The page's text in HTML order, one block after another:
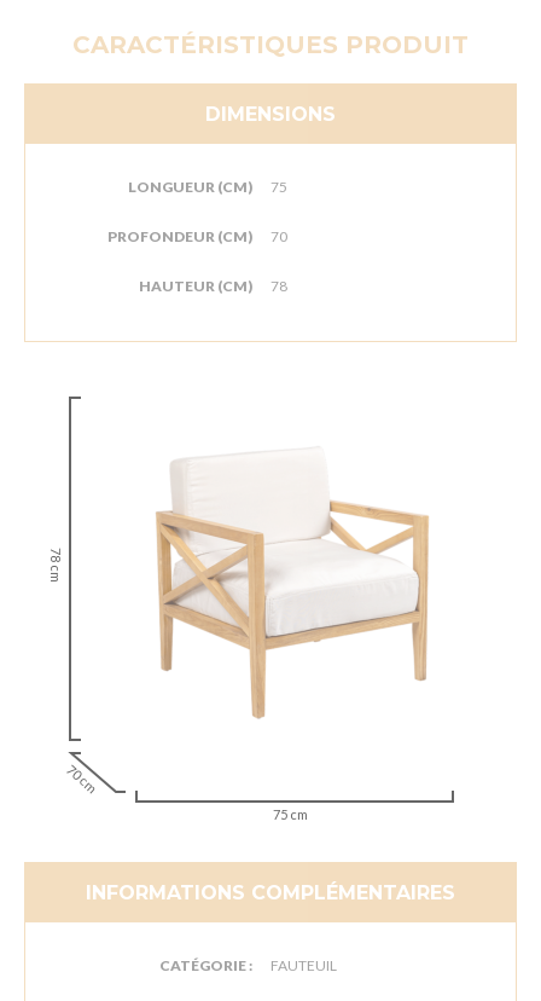
CARACTÉRISTIQUES PRODUIT
DIMENSIONS
LONGUEUR (CM) 75
PROFONDEUR (CM) 70
HAUTEUR (CM) 78
78 cm
70 cm
75 cm
INFORMATIONS COMPLÉMENTAIRES
CATÉGORIE : FAUTEUIL